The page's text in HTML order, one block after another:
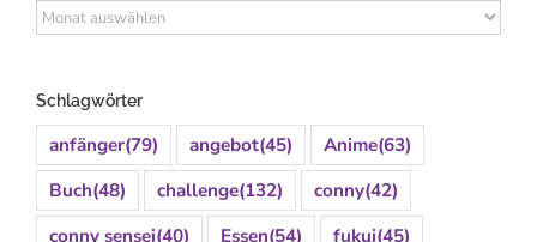
Archiv
Schlagwörter
anfänger(79) angebot(45) Anime(63)
Buch(48) challenge(132) conny(42)
conny sensei(40) Essen(54) fukui(45)